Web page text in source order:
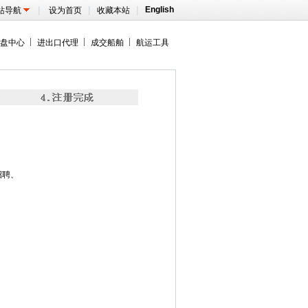
导航 | 设为首页 | 收藏本站 | English
中心 进出口代理 成交船舶 航运工具
、